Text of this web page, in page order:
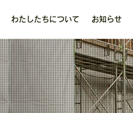
わたしたちについて お知らせ